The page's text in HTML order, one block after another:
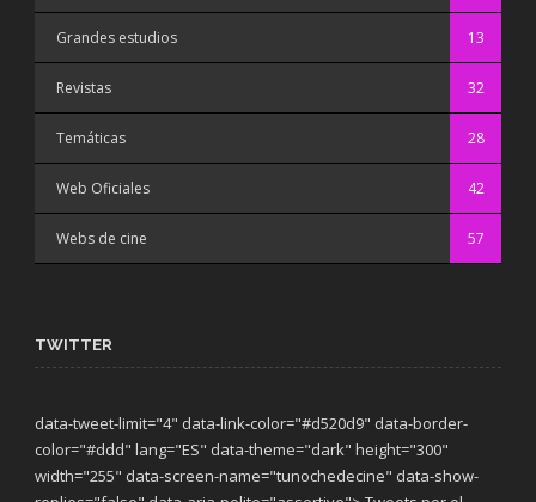
Grandes estudios 13
Revistas 32
Temáticas 28
Web Oficiales 42
Webs de cine 57
TWITTER
data-tweet-limit="4" data-link-color="#d520d9" data-border-
color="#ddd" lang="ES" data-theme="dark" height="300"
width="255" data-screen-name="tunochedecine" data-show-